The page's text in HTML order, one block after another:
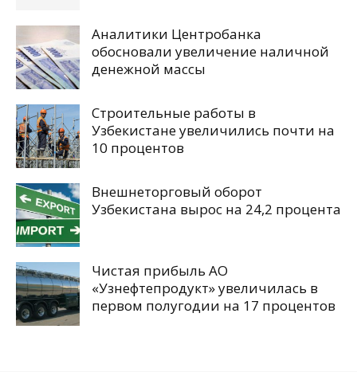
Аналитики Центробанка
обосновали увеличение наличной
денежной массы
Строительные работы в
Узбекистане увеличились почти на
10 процентов
Внешнеторговый оборот
Узбекистана вырос на 24,2 процента
Чистая прибыль АО
«Узнефтепродукт» увеличилась в
первом полугодии на 17 процентов